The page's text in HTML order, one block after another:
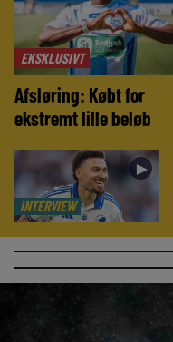
EKSKLUSIVT
Afsløring: Købt for
ekstremt lille beløb
INTERVIEW
►